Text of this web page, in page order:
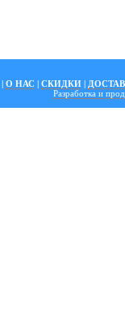
| О НАС | СКИДКИ |
Разработка и